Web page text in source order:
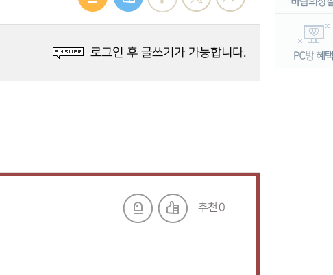
로그인 후 글쓰기가 가능합니다.
추천 0